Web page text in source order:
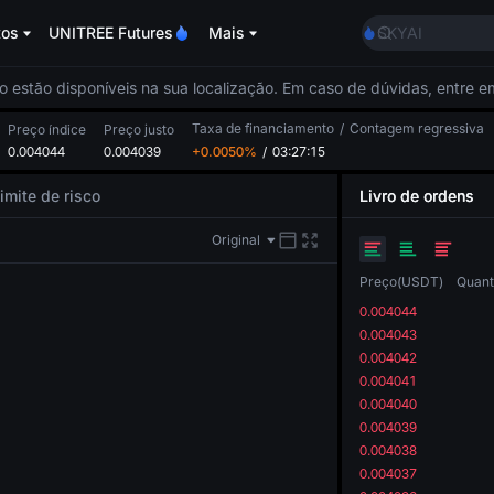
UNITREE Futures Mais
SKYAI
SPCX rises
AAOI
SPCX rises
estão disponíveis na sua localização. Em caso de dúvidas, entre
Preço índice
0.004044
Preço justo
0.004039
Taxa de financiamento / Contagem regressiva
+0.0050% / 03:27:14
de risco
Original
Livro de ordens
Preço(USDT)
0.004044
0.004043
0.004042
0.004041
0.004040
0.004039
0.004038
0.004037